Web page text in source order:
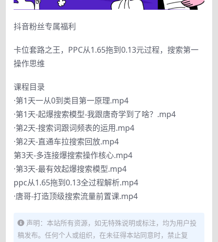
抖音粉丝专属福利
卡位套路之王，PPC从1.65拖到0.13元过程，搜索第一
操作思维
课程目录
·第1天一从0到类目第一原理.mp4
·第1天-起爆搜索模型-我跟唐奇学到了啥？.mp4
·第2天-搜索词跟词频表的运用.mp4
·第2天-直通车拉搜索回放.mp4
第3天-多连接爆搜索操作核心.mp4
·第3天-最有效起爆搜索模型.mp4
ppc从1.65拖到0.13全过程解析.mp4
·唐哥-打造顶级搜索流量前置课.mp4
声明：本站所有资源，如无特殊说明或标注，均为用户投
稿发布。任何个人或组织，在未征得本站同意时，禁止复